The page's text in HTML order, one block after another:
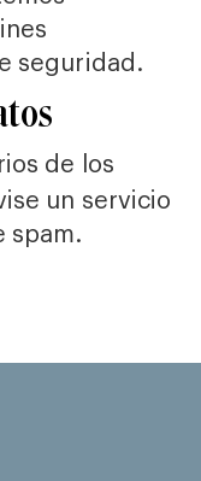
seguridad.
de los
un servicio
spam.